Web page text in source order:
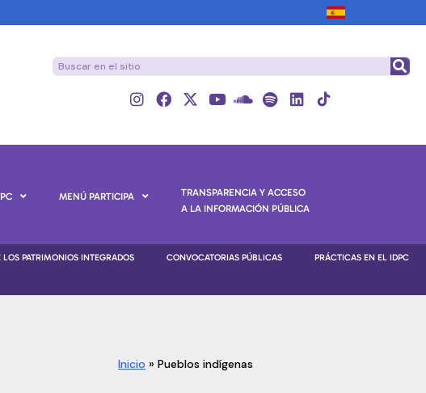
MENÚ PARTICIPA
TRANSPARENCIA Y ACCESO
A LA INFORMACIÓN PÚBLICA
LOS PATRIMONIOS INTEGRADOS CONVOCATORIAS PÚBLICAS
PRÁCTICAS EN EL IDPC
Inicio » Pueblos indígenas